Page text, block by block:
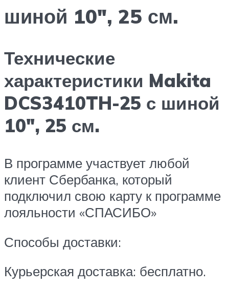
шиной 10″, 25 см.
Технические
характеристики Makita
DCS3410TH-25 с шиной
10″, 25 см.
В программе участвует любой
клиент Сбербанка, который
подключил свою карту к программе
лояльности «СПАСИБО»
Способы доставки:
Курьерская доставка: бесплатно.